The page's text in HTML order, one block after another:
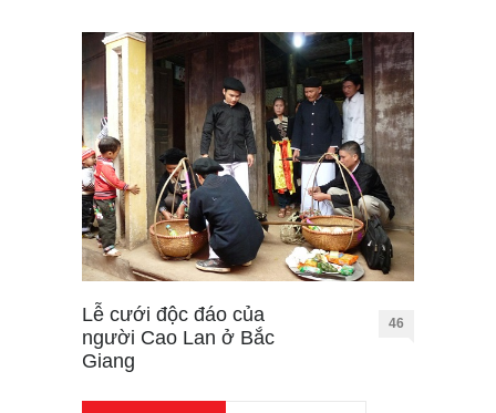
Lễ cưới độc đáo của
người Cao Lan ở Bắc
Giang
46